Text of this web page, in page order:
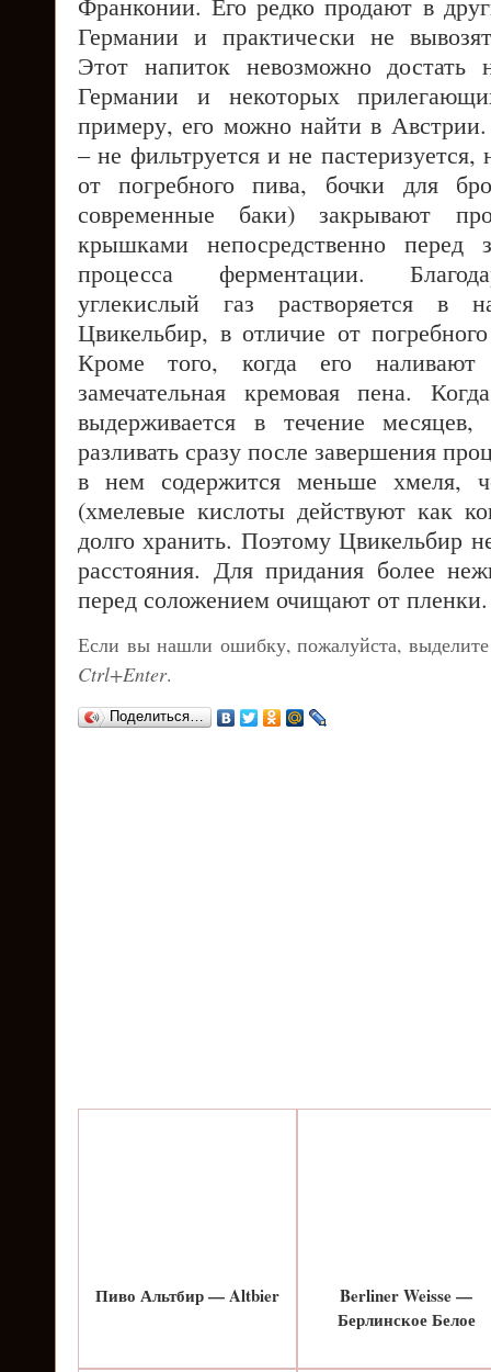
Германии и практически не
Этот напиток невозможно достать
Германии и некоторых
примеру, его можно найти в
– не фильтруется и не пастеризуется,
от погребного пива, бочки для
современные баки) закрывают
крышками непосредственно перед
процесса ферментации.
углекислый газ растворяется в
Цвикельбир, в отличие от
Кроме того, когда его наливают
замечательная кремовая пена.
выдерживается в течение
разливать сразу после завершения
в нем содержится меньше хмеля,
(хмелевые кислоты действуют как
долго хранить. Поэтому Цвикельбир
расстояния. Для придания более
перед соложением очищают от пленки.
Если вы нашли ошибку, пожалуйста,
Ctrl+Enter.
Поделиться…
Пиво Альтбир — Altbier
Berliner Weisse —
Берлинское Белое